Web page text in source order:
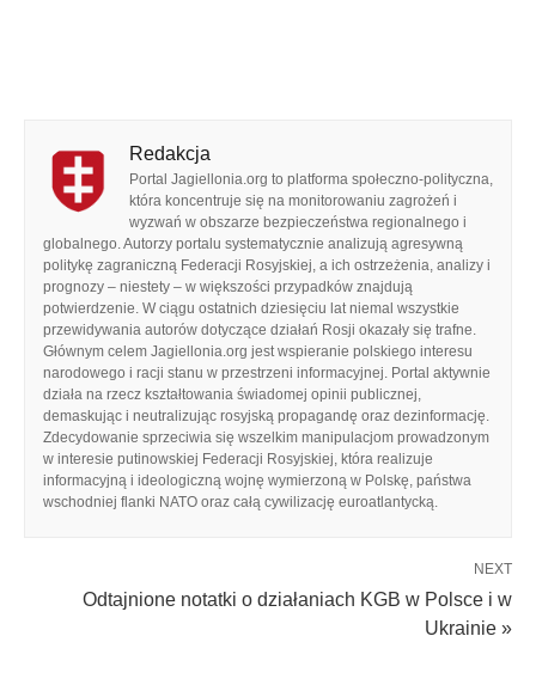
Redakcja
Portal Jagiellonia.org to platforma społeczno-polityczna,
która koncentruje się na monitorowaniu zagrożeń i
wyzwań w obszarze bezpieczeństwa regionalnego i
globalnego. Autorzy portalu systematycznie analizują agresywną
politykę zagraniczną Federacji Rosyjskiej, a ich ostrzeżenia, analizy i
prognozy – niestety – w większości przypadków znajdują
potwierdzenie. W ciągu ostatnich dziesięciu lat niemal wszystkie
przewidywania autorów dotyczące działań Rosji okazały się trafne.
Głównym celem Jagiellonia.org jest wspieranie polskiego interesu
narodowego i racji stanu w przestrzeni informacyjnej. Portal aktywnie
działa na rzecz kształtowania świadomej opinii publicznej,
demaskując i neutralizując rosyjską propagandę oraz dezinformację.
Zdecydowanie sprzeciwia się wszelkim manipulacjom prowadzonym
w interesie putinowskiej Federacji Rosyjskiej, która realizuje
informacyjną i ideologiczną wojnę wymierzoną w Polskę, państwa
wschodniej flanki NATO oraz całą cywilizację euroatlantycką.
NEXT
Odtajnione notatki o działaniach KGB w Polsce i w
Ukrainie »